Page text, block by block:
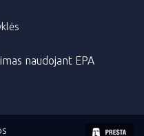
naudojant EPA